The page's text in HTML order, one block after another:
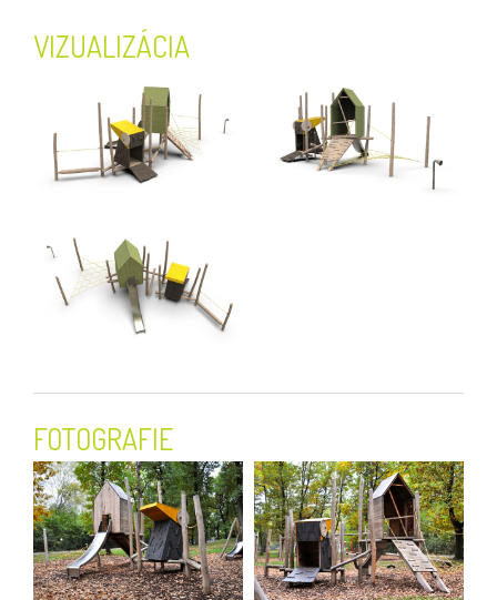
VIZUALIZÁCIA
FOTOGRAFIE